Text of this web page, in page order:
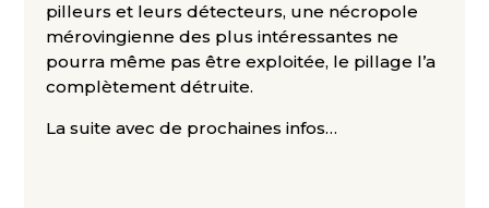
pilleurs et leurs détecteurs, une nécropole
mérovingienne des plus intéressantes ne
pourra même pas être exploitée, le pillage l’a
complètement détruite.
La suite avec de prochaines infos…